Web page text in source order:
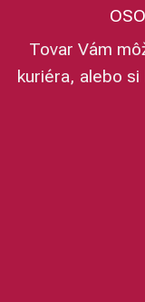
Tovar Vám
kuriéra, alebo